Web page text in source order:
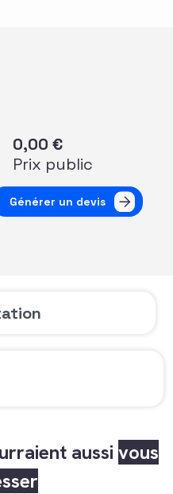
0,00 €
Prix public
- Parlons du Giving
Générer un devis
aussi vous